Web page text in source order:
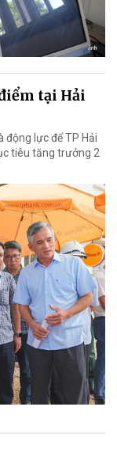
tại Hải
động lực để TP Hải
tiêu tăng trưởng 2